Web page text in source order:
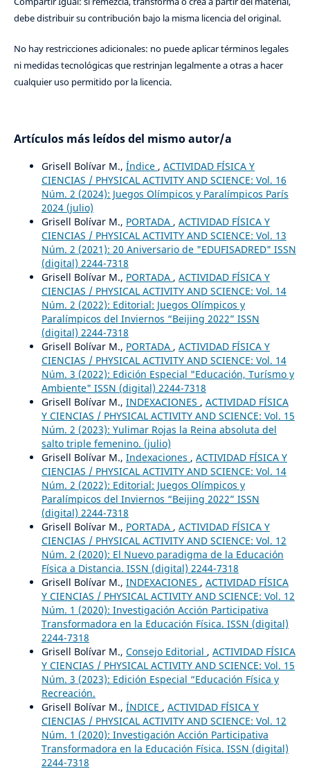
debe distribuir su contribución bajo la misma licencia del original.
No hay restricciones adicionales: no puede aplicar términos legales
ni medidas tecnológicas que restrinjan legalmente a otras a hacer
cualquier uso permitido por la licencia.
Artículos más leídos del mismo autor/a
Grisell Bolívar M., Índice , ACTIVIDAD FÍSICA Y
CIENCIAS / PHYSICAL ACTIVITY AND SCIENCE: Vol. 16
Núm. 2 (2024): Juegos Olímpicos y Paralímpicos París
2024 (julio)
Grisell Bolívar M., PORTADA , ACTIVIDAD FÍSICA Y
CIENCIAS / PHYSICAL ACTIVITY AND SCIENCE: Vol. 13
Núm. 2 (2021): 20 Aniversario de "EDUFISADRED" ISSN
(digital) 2244-7318
Grisell Bolívar M., PORTADA , ACTIVIDAD FÍSICA Y
CIENCIAS / PHYSICAL ACTIVITY AND SCIENCE: Vol. 14
Núm. 2 (2022): Editorial: Juegos Olímpicos y
Paralímpicos del Inviernos “Beijing 2022” ISSN
(digital) 2244-7318
Grisell Bolívar M., PORTADA , ACTIVIDAD FÍSICA Y
CIENCIAS / PHYSICAL ACTIVITY AND SCIENCE: Vol. 14
Núm. 3 (2022): Edición Especial "Educación, Turísmo y
Ambiente" ISSN (digital) 2244-7318
Grisell Bolívar M., INDEXACIONES , ACTIVIDAD FÍSICA
Y CIENCIAS / PHYSICAL ACTIVITY AND SCIENCE: Vol. 15
Núm. 2 (2023): Yulimar Rojas la Reina absoluta del
salto triple femenino. (julio)
Grisell Bolívar M., Indexaciones , ACTIVIDAD FÍSICA Y
CIENCIAS / PHYSICAL ACTIVITY AND SCIENCE: Vol. 14
Núm. 2 (2022): Editorial: Juegos Olímpicos y
Paralímpicos del Inviernos “Beijing 2022” ISSN
(digital) 2244-7318
Grisell Bolívar M., PORTADA , ACTIVIDAD FÍSICA Y
CIENCIAS / PHYSICAL ACTIVITY AND SCIENCE: Vol. 12
Núm. 2 (2020): El Nuevo paradigma de la Educación
Física a Distancia. ISSN (digital) 2244-7318
Grisell Bolívar M., INDEXACIONES , ACTIVIDAD FÍSICA
Y CIENCIAS / PHYSICAL ACTIVITY AND SCIENCE: Vol. 12
Núm. 1 (2020): Investigación Acción Participativa
Transformadora en la Educación Física. ISSN (digital)
2244-7318
Grisell Bolívar M., Consejo Editorial , ACTIVIDAD FÍSICA
Y CIENCIAS / PHYSICAL ACTIVITY AND SCIENCE: Vol. 15
Núm. 3 (2023): Edición Especial “Educación Física y
Recreación.
Grisell Bolívar M., ÍNDICE , ACTIVIDAD FÍSICA Y
CIENCIAS / PHYSICAL ACTIVITY AND SCIENCE: Vol. 12
Núm. 1 (2020): Investigación Acción Participativa
Transformadora en la Educación Física. ISSN (digital)
2244-7318